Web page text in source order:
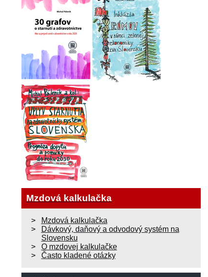
Mzdová kalkulačka
Mzdová kalkulačka
Dávkový, daňový a odvodový systém na
Slovensku
O mzdovej kalkulačke
Často kladené otázky